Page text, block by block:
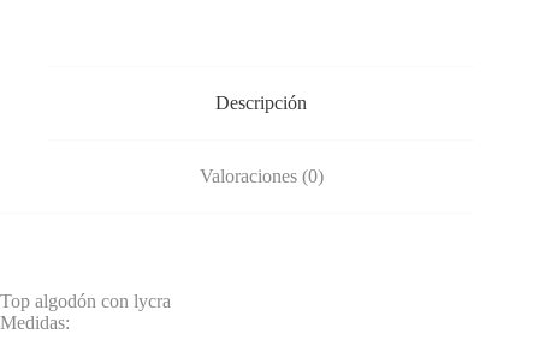
Descripción
Valoraciones (0)
Top algodón con lycra
Medidas: